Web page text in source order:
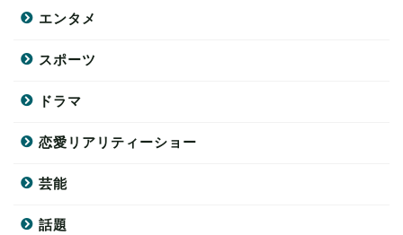
エンタメ
スポーツ
ドラマ
恋愛リアリティーショー
芸能
話題